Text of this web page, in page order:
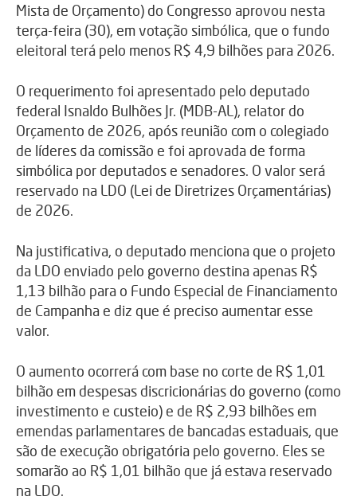
Mista de Orçamento) do Congresso aprovou nesta
terça-feira (30), em votação simbólica, que o fundo
eleitoral terá pelo menos R$ 4,9 bilhões para 2026.
O requerimento foi apresentado pelo deputado
federal Isnaldo Bulhões Jr. (MDB-AL), relator do
Orçamento de 2026, após reunião com o colegiado
de líderes da comissão e foi aprovada de forma
simbólica por deputados e senadores. O valor será
reservado na LDO (Lei de Diretrizes Orçamentárias)
de 2026.
Na justificativa, o deputado menciona que o projeto
da LDO enviado pelo governo destina apenas R$
1,13 bilhão para o Fundo Especial de Financiamento
de Campanha e diz que é preciso aumentar esse
valor.
O aumento ocorrerá com base no corte de R$ 1,01
bilhão em despesas discricionárias do governo (como
investimento e custeio) e de R$ 2,93 bilhões em
emendas parlamentares de bancadas estaduais, que
são de execução obrigatória pelo governo. Eles se
somarão ao R$ 1,01 bilhão que já estava reservado
na LDO.